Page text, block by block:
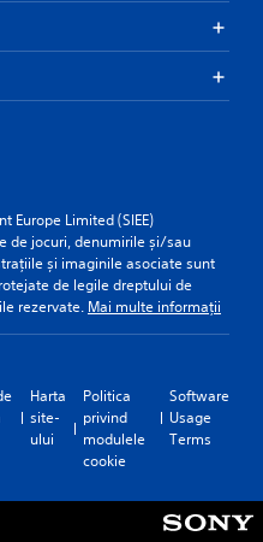
Europe Limited (SIEE)
de jocuri, denumirile și/sau
și imaginile asociate sunt
de legile dreptului de
rezervate. Mai multe informații
Harta
site-
ului
Politica
privind
modulele
cookie
Software
Usage
Terms